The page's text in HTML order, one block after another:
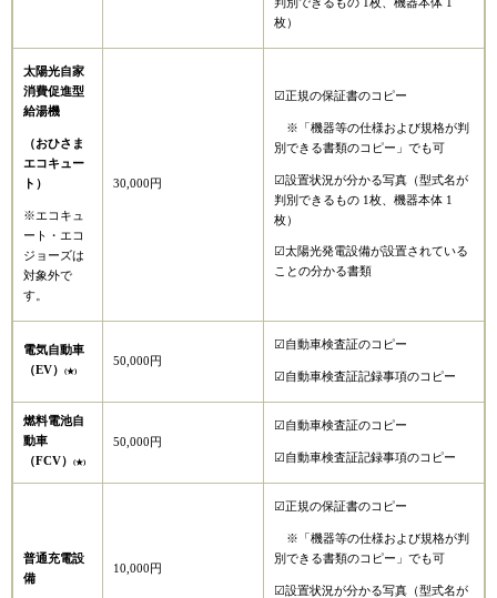
判別できるもの 1枚、機器本体 1
枚）
太陽光自家
消費促進型
給湯機
（おひさま
エコキュー
ト）
※エコキュ
ート・エコ
ジョーズは
対象外で
す。
30,000円
☑正規の保証書のコピー
※「機器等の仕様および規格が判
別できる書類のコピー」でも可
☑設置状況が分かる写真（型式名が
判別できるもの 1枚、機器本体 1
枚）
☑太陽光発電設備が設置されている
ことの分かる書類
電気自動車
（EV）
(★)
50,000円
☑自動車検査証のコピー
☑自動車検査証記録事項のコピー
燃料電池自
動車
（FCV）
(★)
50,000円
☑自動車検査証のコピー
☑自動車検査証記録事項のコピー
普通充電設
備
10,000円
☑正規の保証書のコピー
※「機器等の仕様および規格が判
別できる書類のコピー」でも可
☑設置状況が分かる写真（型式名が